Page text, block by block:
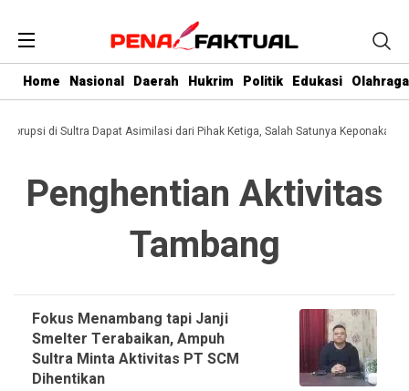
Home Nasional Daerah Hukrim Politik Edukasi Olahraga
Korupsi di Sultra Dapat Asimilasi dari Pihak Ketiga, Salah Satunya Keponakan
Penghentian Aktivitas
Tambang
Fokus Menambang tapi Janji
Smelter Terabaikan, Ampuh
Sultra Minta Aktivitas PT SCM
Dihentikan